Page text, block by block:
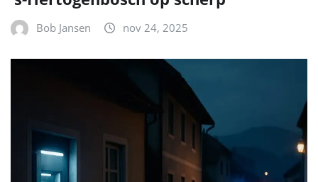
Bossche rechercheurs spelen
sleutelrol in Oostenrijks onderzoek
naar plofkraken: drie Nederlanders
aangehouden